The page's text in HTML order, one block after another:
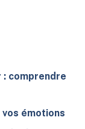
: comprendre
émotions